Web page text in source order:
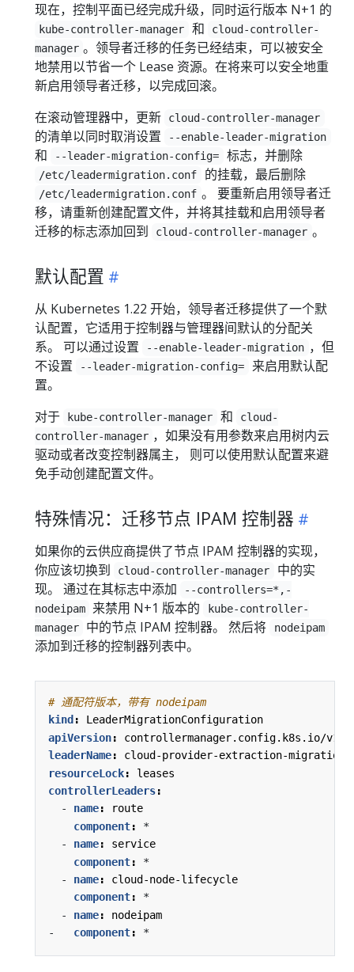
现在，控制平面已经完成升级，同时运行版本 N+1 的
kube-controller-manager 和
cloud-controller-
manager 。领导者迁移的任务已经结束，可以被安全
地禁用以节省一个 Lease 资源。在将来可以安全地重
新启用领导者迁移，以完成回滚。
在滚动管理器中，更新
cloud-controller-manager
的清单以同时取消设置 --enable-leader-migration
和 --leader-migration-config= 标志，并删除
/etc/leadermigration.conf 的挂载，最后删除
/etc/leadermigration.conf 。 要重新启用领导者迁
移，请重新创建配置文件，并将其挂载和启用领导者
迁移的标志添加回到
cloud-controller-manager 。
默认配置
从 Kubernetes 1.22 开始，领导者迁移提供了一个默
认配置，它适用于控制器与管理器间默认的分配关
系。 可以通过设置
--enable-leader-migration ，但
不设置
--leader-migration-config=
来启用默认配
置。
对于
kube-controller-manager 和
cloud-
controller-manager ，如果没有用参数来启用树内云
驱动或者改变控制器属主， 则可以使用默认配置来避
免手动创建配置文件。
特殊情况：迁移节点 IPAM 控制器
如果你的云供应商提供了节点 IPAM 控制器的实现，
你应该切换到
cloud-controller-manager
中的实
现。 通过在其标志中添加
--controllers=*,-
nodeipam
来禁用 N+1 版本的
kube-controller-
manager
中的节点 IPAM 控制器。 然后将 nodeipam
添加到迁移的控制器列表中。
# 通配符版本，带有 nodeipam
kind :
LeaderMigrationConfiguration
apiVersion:
controllermanager.config.k8s.io/v1
leaderName:
cloud-provider-extraction-migration
resourceLock:
leases
controllerLeaders:
- name:
route
component:
*
- name:
service
component:
*
- name:
cloud-node-lifecycle
component:
*
- name:
nodeipam
-
component: *